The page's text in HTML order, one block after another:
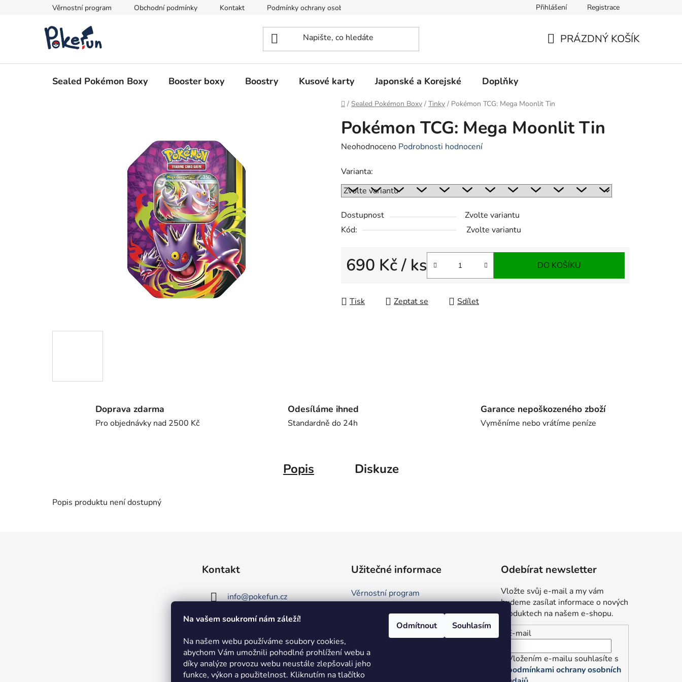
Na vašem soukromí nám záleží!
Na našem webu používáme soubory cookies,
abychom Vám umožnili pohodlné prohlížení webu a
díky analýze provozu webu neustále zlepšovali jeho
funkce, výkon a použitelnost. Kliknutím na tlačítko
Odmítnout Souhlasím
Věrnostní program Obchodní podmínky Kontakt Podmínky ochrany osobních údajů Přihlášení Registrace
PRÁZDNÝ KOŠÍK
Sealed Pokémon Boxy Booster boxy Boostry Kusové karty Japonské a Korejské Doplňky
Domů
/ Sealed Pokémon Boxy / Tinky / Pokémon TCG: Mega Moonlit Tin
Pokémon TCG: Mega Moonlit Tin
Průměrné
produktu
je
0,0
z
5
Neohodnoceno Podrobnosti hodnocení
Varianta:
Dostupnost
Zvolte variantu
Kód:
Zvolte variantu
690 Kč/ ks DO KOŠÍKU
Tisk Zeptat se Sdílet
Doprava zdarma
Pro objednávky nad 2500 Kč
Odesíláme ihned
Standardně do 24h
Garance nepoškozeného zboží
Vyměníme nebo vrátíme peníze
Popis Diskuze
Popis produktu není dostupný
Kontakt
info@pokefun.cz
+420 735 078 409
Užitečné informace
Věrnostní program
Podmínky ochrany osobních údajů
Režim Dovolená
Hodnocení obchodu
Odebírat newsletter
Vložte svůj e-mail a my vám
budeme zasílat informace o nových
produktech na našem e-shopu.
E-mail
Vložením e-mailu souhlasíte s
podmínkami ochrany osobních